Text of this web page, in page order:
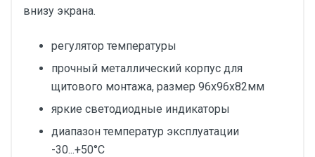
внизу экрана.
регулятор температуры
прочный металлический корпус для
щитового монтажа, размер 96х96х82мм
яркие светодиодные индикаторы
диапазон температур эксплуатации
-30...+50°С